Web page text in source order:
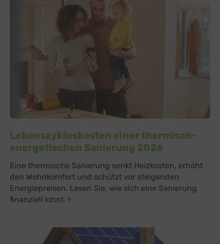
Lebenszykluskosten einer thermisch-
energetischen Sanierung 2026
Eine thermische Sanierung senkt Heizkosten, erhöht
den Wohnkomfort und schützt vor steigenden
Energiepreisen. Lesen Sie, wie sich eine Sanierung
finanziell lohnt.